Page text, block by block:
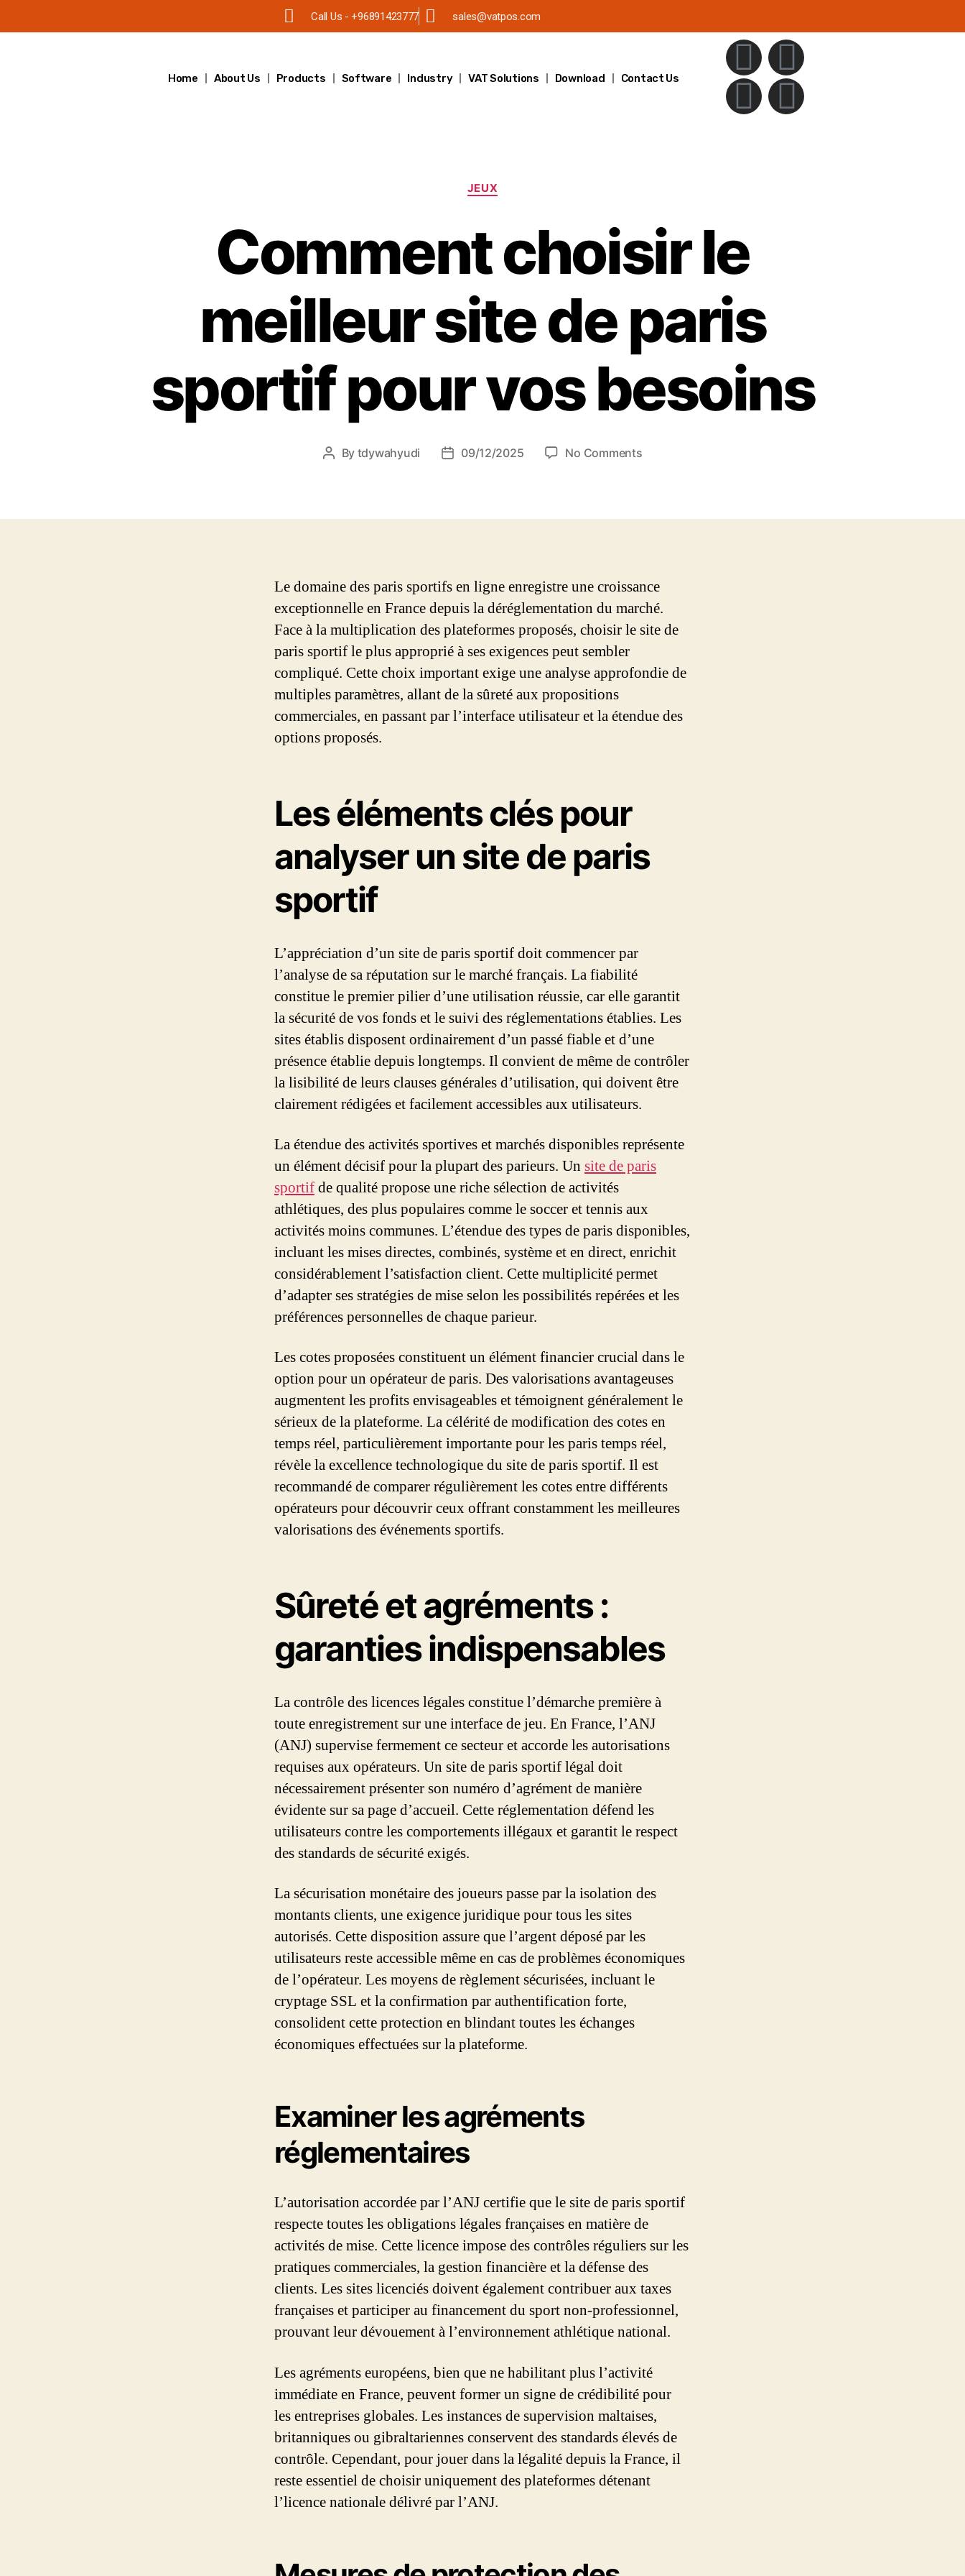
Call Us - +96891423777 sales@vatpos.com
Home About Us Products Software Industry VAT Solutions Download Contact Us
JEUX
Comment choisir le
meilleur site de paris
sportif pour vos besoins
By tdywahyudi 09/12/2025 No Comments
Le domaine des paris sportifs en ligne enregistre une croissance
exceptionnelle en France depuis la déréglementation du marché.
Face à la multiplication des plateformes proposés, choisir le site de
paris sportif le plus approprié à ses exigences peut sembler
compliqué. Cette choix important exige une analyse approfondie de
multiples paramètres, allant de la sûreté aux propositions
commerciales, en passant par l’interface utilisateur et la étendue des
options proposés.
Les éléments clés pour
analyser un site de paris
sportif
L’appréciation d’un site de paris sportif doit commencer par
l’analyse de sa réputation sur le marché français. La fiabilité
constitue le premier pilier d’une utilisation réussie, car elle garantit
la sécurité de vos fonds et le suivi des réglementations établies. Les
sites établis disposent ordinairement d’un passé fiable et d’une
présence établie depuis longtemps. Il convient de même de contrôler
la lisibilité de leurs clauses générales d’utilisation, qui doivent être
clairement rédigées et facilement accessibles aux utilisateurs.
La étendue des activités sportives et marchés disponibles représente
un élément décisif pour la plupart des parieurs. Un site de paris
sportifde qualité propose une riche sélection de activités
athlétiques, des plus populaires comme le soccer et tennis aux
activités moins communes. L’étendue des types de paris disponibles,
incluant les mises directes, combinés, système et en direct, enrichit
considérablement l’satisfaction client. Cette multiplicité permet
d’adapter ses stratégies de mise selon les possibilités repérées et les
préférences personnelles de chaque parieur.
Les cotes proposées constituent un élément financier crucial dans le
option pour un opérateur de paris. Des valorisations avantageuses
augmentent les profits envisageables et témoignent généralement le
sérieux de la plateforme. La célérité de modification des cotes en
temps réel, particulièrement importante pour les paris temps réel,
révèle la excellence technologique du site de paris sportif. Il est
recommandé de comparer régulièrement les cotes entre différents
opérateurs pour découvrir ceux offrant constamment les meilleures
valorisations des événements sportifs.
Sûreté et agréments :
garanties indispensables
La contrôle des licences légales constitue l’démarche première à
toute enregistrement sur une interface de jeu. En France, l’ANJ
(ANJ) supervise fermement ce secteur et accorde les autorisations
requises aux opérateurs. Un site de paris sportif légal doit
nécessairement présenter son numéro d’agrément de manière
évidente sur sa page d’accueil. Cette réglementation défend les
utilisateurs contre les comportements illégaux et garantit le respect
des standards de sécurité exigés.
La sécurisation monétaire des joueurs passe par la isolation des
montants clients, une exigence juridique pour tous les sites
autorisés. Cette disposition assure que l’argent déposé par les
utilisateurs reste accessible même en cas de problèmes économiques
de l’opérateur. Les moyens de règlement sécurisées, incluant le
cryptage SSL et la confirmation par authentification forte,
consolident cette protection en blindant toutes les échanges
économiques effectuées sur la plateforme.
Examiner les agréments
réglementaires
L’autorisation accordée par l’ANJ certifie que le site de paris sportif
respecte toutes les obligations légales françaises en matière de
activités de mise. Cette licence impose des contrôles réguliers sur les
pratiques commerciales, la gestion financière et la défense des
clients. Les sites licenciés doivent également contribuer aux taxes
françaises et participer au financement du sport non-professionnel,
prouvant leur dévouement à l’environnement athlétique national.
Les agréments européens, bien que ne habilitant plus l’activité
immédiate en France, peuvent former un signe de crédibilité pour
les entreprises globales. Les instances de supervision maltaises,
britanniques ou gibraltariennes conservent des standards élevés de
contrôle. Cependant, pour jouer dans la légalité depuis la France, il
reste essentiel de choisir uniquement des plateformes détenant
l’licence nationale délivré par l’ANJ.